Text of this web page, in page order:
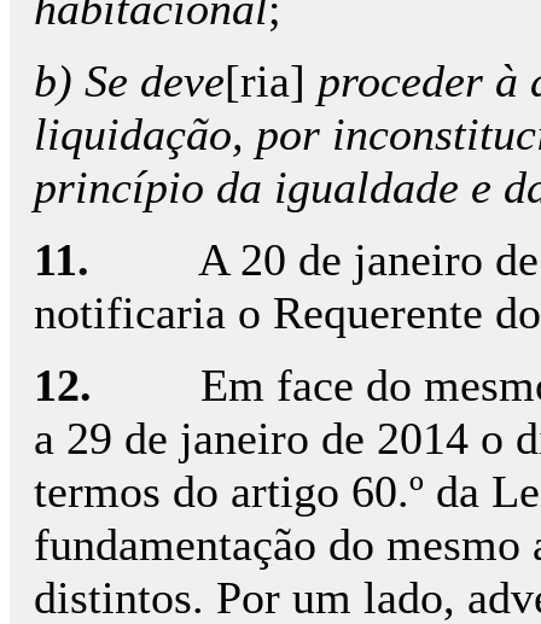
b) Se deve[ria] proceder à
liquidação, por
princípio da igualdade e
11. A 20 de janeiro
notificaria o Requerente
12. Em face do
a 29 de janeiro de 2014 o
termos do artigo 60.º da
fundamentação do mesmo
distintos. Por um lado,